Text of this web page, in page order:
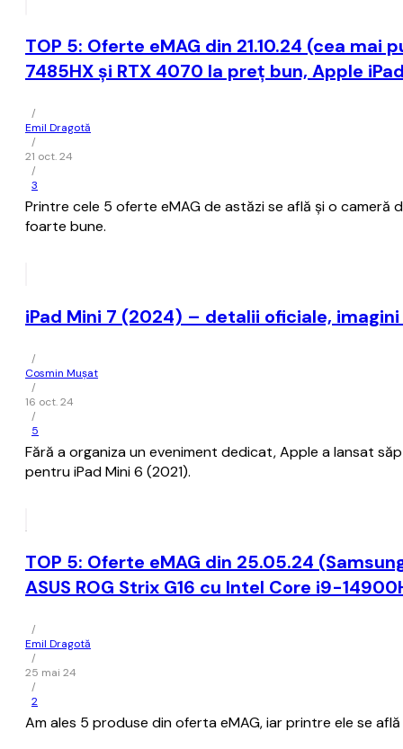
TOP 5: Oferte eMAG din 21.10.24 (cea mai
7485HX și RTX 4070 la preț bun, Apple
/
Emil Dragotă
/
21 oct. 24
/
3
Printre cele 5 oferte eMAG de astăzi se află și o cameră
foarte bune.
iPad Mini 7 (2024) – detalii oficiale,
/
Cosmin Mușat
/
16 oct. 24
/
5
Fără a organiza un eveniment dedicat, Apple a lansat
pentru iPad Mini 6 (2021).
TOP 5: Oferte eMAG din 25.05.24
ASUS ROG Strix G16 cu Intel Core i9-
/
Emil Dragotă
/
25 mai 24
/
2
Am ales 5 produse din oferta eMAG, iar printre ele se